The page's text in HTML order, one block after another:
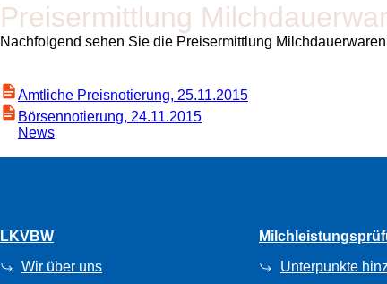
Preisermittlung
Nachfolgend sehen Sie die Preisermittlung
Amtliche Preisnotierung, 25.11.2015
Börsennotierung, 24.11.2015
News
LKVBW
Wir über uns
Unterpunkte